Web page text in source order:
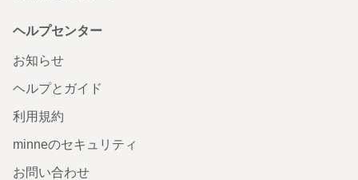
ヘルプセンター
お知らせ
ヘルプとガイド
利用規約
minneのセキュリティ
お問い合わせ